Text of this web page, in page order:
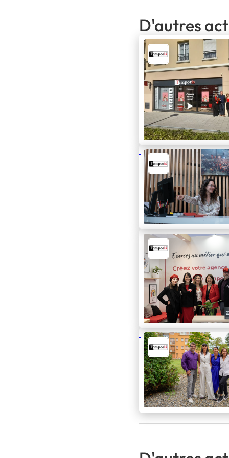
D'autres